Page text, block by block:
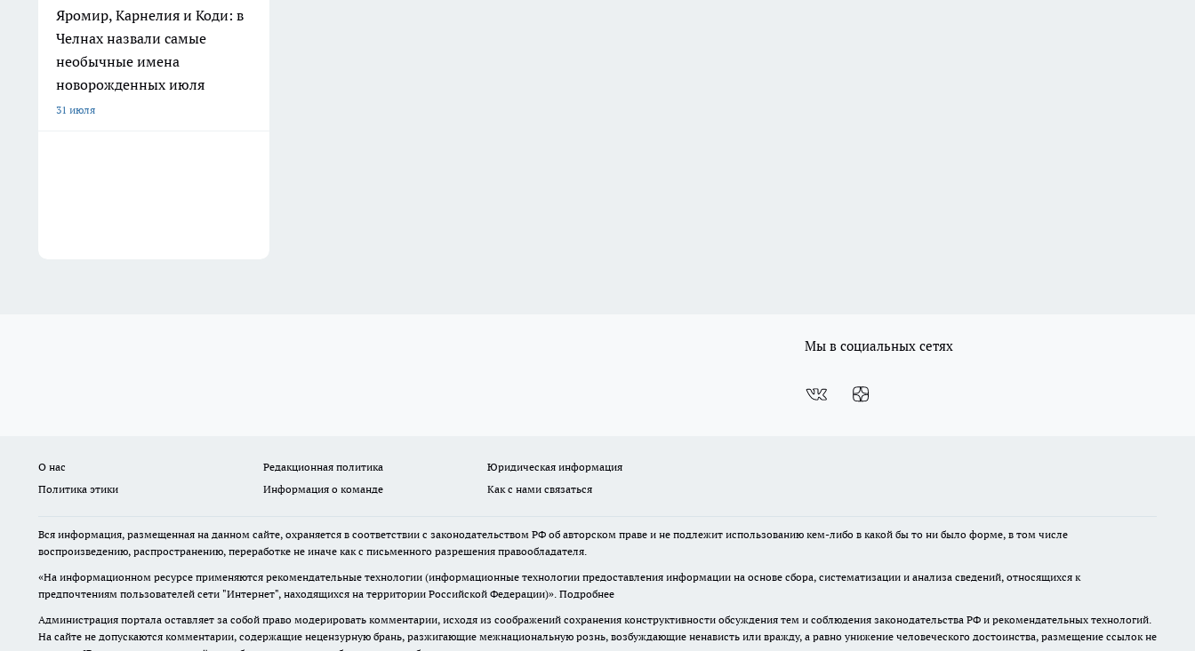
Яромир, Карнелия и Коди: в
Челнах назвали самые
необычные имена
новорожденных июля
31 июля
Мы в социальных сетях
О нас Редакционная политика
Юридическая информация
Политика этики
Информация о команде Как с нами связаться
Вся информация, размещенная на данном сайте, охраняется в соответствии с законодательством РФ об авторском праве и не подлежит использованию кем-либо в какой бы то ни было форме, в том числе
воспроизведению, распространению, переработке не иначе как с письменного разрешения правообладателя.
«На информационном ресурсе применяются рекомендательные технологии (информационные технологии предоставления информации на основе сбора, систематизации и анализа сведений, относящихся к
предпочтениям пользователей сети "Интернет", находящихся на территории Российской Федерации)». Подробнее
Администрация портала оставляет за собой право модерировать комментарии, исходя из соображений сохранения конструктивности обсуждения тем и соблюдения законодательства РФ и рекомендательных технологий.
На сайте не допускаются комментарии, содержащие нецензурную брань, разжигающие межнациональную рознь, возбуждающие ненависть или вражду, а равно унижение человеческого достоинства, размещение ссылок не